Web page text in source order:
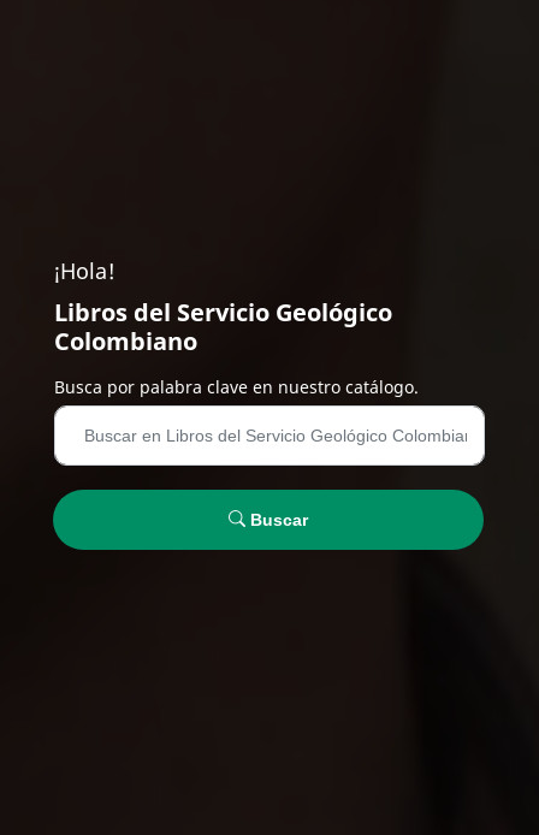
¡Hola!
Libros del Servicio Geológico
Colombiano
Busca por palabra clave en nuestro catálogo.
Buscar